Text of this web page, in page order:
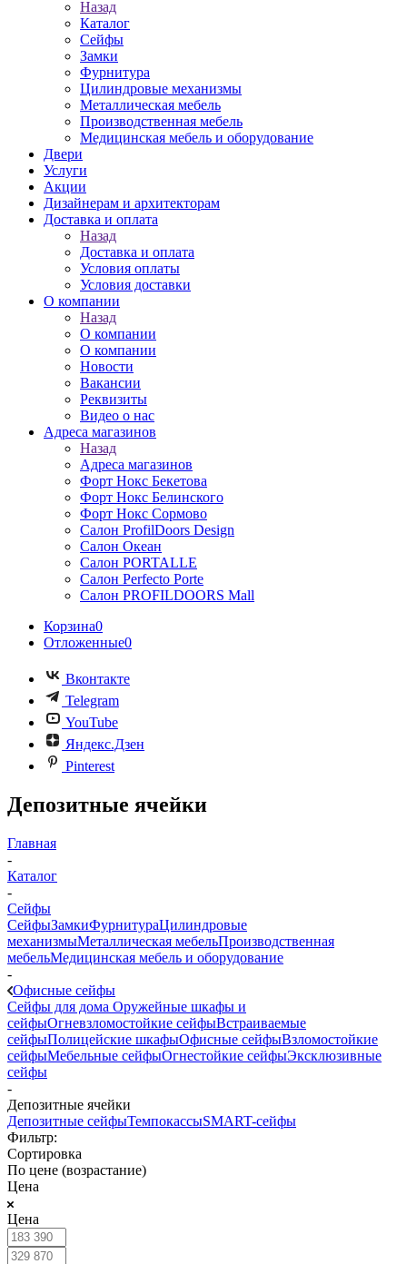
Назад
Каталог
Сейфы
Замки
Фурнитура
Цилиндровые механизмы
Металлическая мебель
Производственная мебель
Медицинская мебель и оборудование
Двери
Услуги
Акции
Дизайнерам и архитекторам
Доставка и оплата
Назад
Доставка и оплата
Условия оплаты
Условия доставки
О компании
Назад
О компании
О компании
Новости
Вакансии
Реквизиты
Видео о нас
Адреса магазинов
Назад
Адреса магазинов
Форт Нокс Бекетова
Форт Нокс Белинского
Форт Нокс Сормово
Салон ProfilDoors Design
Салон Океан
Салон PORTALLE
Салон Perfecto Portе
Салон PROFILDOORS Mall
Корзина0
Отложенные0
Вконтакте
Telegram
YouTube
Яндекс.Дзен
Pinterest
Депозитные ячейки
Главная
-
Каталог
-
Сейфы
СейфыЗамкиФурнитураЦилиндровые
механизмыМеталлическая мебельПроизводственная
мебельМедицинская мебель и оборудование
-
Офисные сейфы
Сейфы для дома Оружейные шкафы и
сейфыОгневзломостойкие сейфыВстраиваемые
сейфыПолицейские шкафыОфисные сейфыВзломостойкие
сейфыМебельные сейфыОгнестойкие сейфыЭксклюзивные
сейфы
-
Депозитные ячейки
Депозитные сейфыТемпокассыSMART-сейфы
Фильтр:
Сортировка
По цене (возрастание)
Цена
Цена